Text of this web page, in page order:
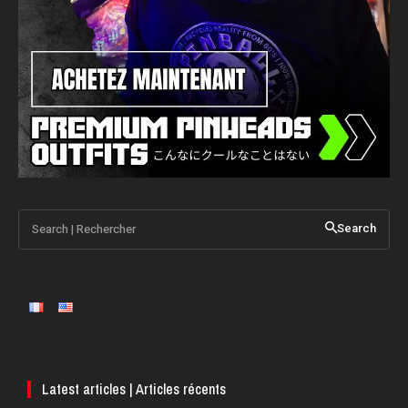
Search | Rechercher Search
Latest articles | Articles récents